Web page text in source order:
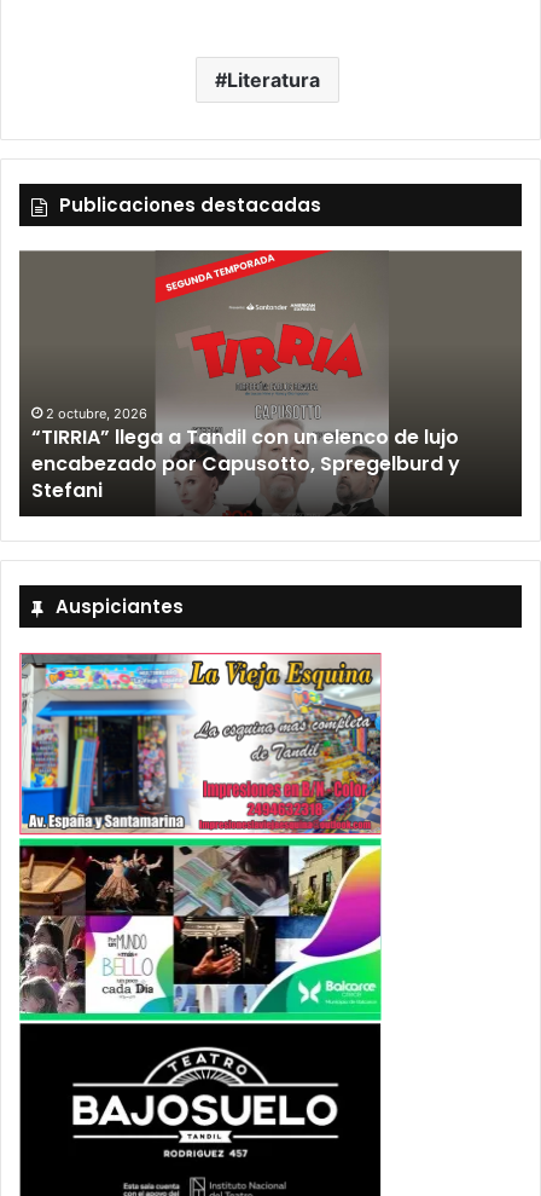
Literatura
Publicaciones destacadas
12 septiembre, 2026
Los Fabulosos Cadillacs anunciaron su show en
Tandil y ya están a la venta las entradas
Auspiciantes